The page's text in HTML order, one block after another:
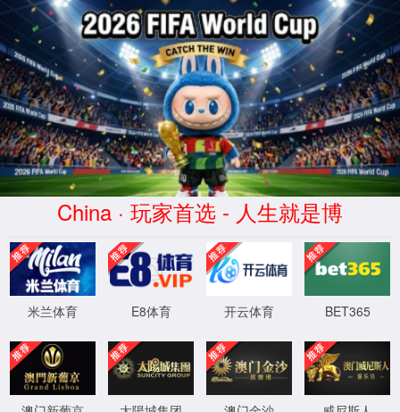
CHINA·6163银河-品牌官网
欢迎访问6163银河网站网址！
学院首页 6163银河主 师资队伍 学科建